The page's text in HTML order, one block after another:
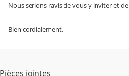
Nous serions ravis de vous y inviter et
Bien cordialement,
Pièces jointes